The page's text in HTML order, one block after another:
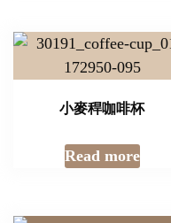
小麥稈咖啡杯
Read more